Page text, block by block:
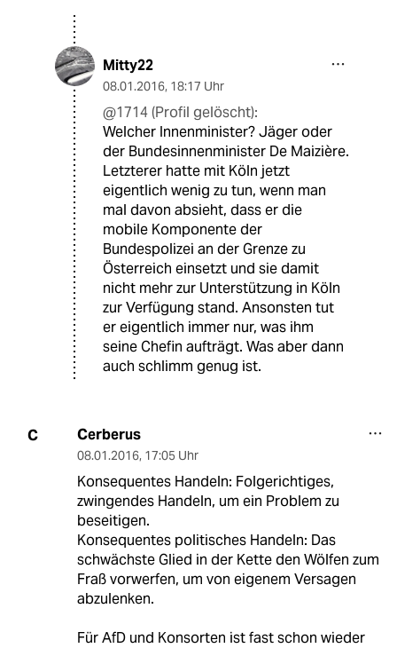
Mitty22
08.01.2016, 18:17 Uhr
@1714 (Profil gelöscht):
Welcher Innenminister? Jäger oder
der Bundesinnenminister De Maizière.
Letzterer hatte mit Köln jetzt
eigentlich wenig zu tun, wenn man
mal davon absieht, dass er die
mobile Komponente der
Bundespolizei an der Grenze zu
Österreich einsetzt und sie damit
nicht mehr zur Unterstützung in Köln
zur Verfügung stand. Ansonsten tut
er eigentlich immer nur, was ihm
seine Chefin aufträgt. Was aber dann
auch schlimm genug ist.
C Cerberus
08.01.2016, 17:05 Uhr
Konsequentes Handeln: Folgerichtiges,
zwingendes Handeln, um ein Problem zu
beseitigen.
Konsequentes politisches Handeln: Das
schwächste Glied in der Kette den Wölfen zum
Fraß vorwerfen, um von eigenem Versagen
abzulenken.
Für AfD und Konsorten ist fast schon wieder